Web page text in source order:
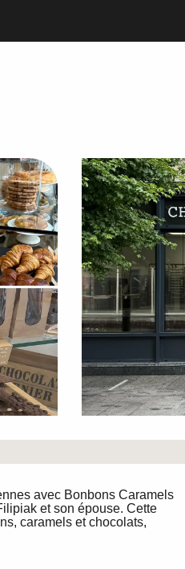
avec Bonbons Caramels
et son épouse. Cette
caramels et chocolats,